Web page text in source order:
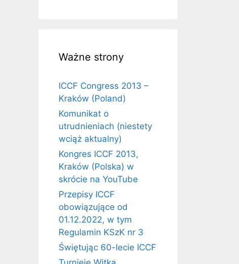
Ważne strony
ICCF Congress 2013 –
Kraków (Poland)
Komunikat o
utrudnieniach (niestety
wciąż aktualny)
Kongres ICCF 2013,
Kraków (Polska) w
skrócie na YouTube
Przepisy ICCF
obowiązujące od
01.12.2022, w tym
Regulamin KSzK nr 3
Świętując 60-lecie ICCF